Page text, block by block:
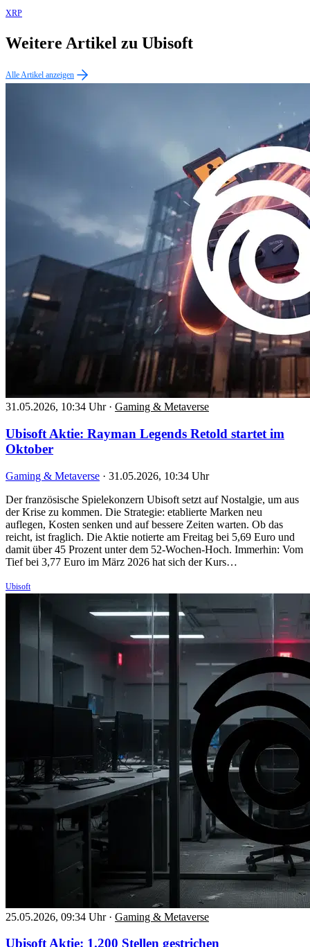
XRP
Weitere Artikel zu Ubisoft
Alle Artikel anzeigen
31.05.2026, 10:34 Uhr · Gaming & Metaverse
Ubisoft Aktie: Rayman Legends Retold startet im
Oktober
Gaming & Metaverse · 31.05.2026, 10:34 Uhr
Der französische Spielekonzern Ubisoft setzt auf Nostalgie, um aus
der Krise zu kommen. Die Strategie: etablierte Marken neu
auflegen, Kosten senken und auf bessere Zeiten warten. Ob das
reicht, ist fraglich. Die Aktie notierte am Freitag bei 5,69 Euro und
damit über 45 Prozent unter dem 52-Wochen-Hoch. Immerhin: Vom
Tief bei 3,77 Euro im März 2026 hat sich der Kurs…
Ubisoft
25.05.2026, 09:34 Uhr · Gaming & Metaverse
Ubisoft Aktie: 1.200 Stellen gestrichen